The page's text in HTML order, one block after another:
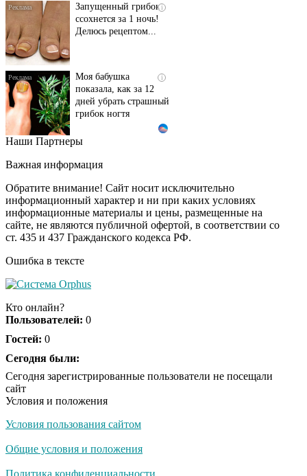
i
Запущенный грибок
ссохнется за 1 ночь!
Делюсь рецептом...
i
Моя бабушка
показала, как за 12
дней убрать страшный
грибок ногтя
Этот танец невесты
Пересмотрела 10 раз
i
Ролик длится пару
секунд, но вы будете в
шоке от увиденного
Ролик из Омска: вы
Ржу не переставая, это
не раз
Скрытая камера на
люди вытворяют, когда
Наши Партнеры
Важная информация
Обратите внимание! Сайт носит исключительно
информационный характер и ни при каких условиях
информационные материалы и цены, размещенные на
сайте, не являются публичной офертой, в соответствии со
ст. 435 и 437 Гражданского кодекса РФ.
Ошибка в тексте
Кто онлайн?
Пользователей: 0
Гостей: 0
Сегодня были:
Сегодня зарегистрированные пользователи не посещали
сайт
Условия и положения
Условия пользования сайтом
Общие условия и положения